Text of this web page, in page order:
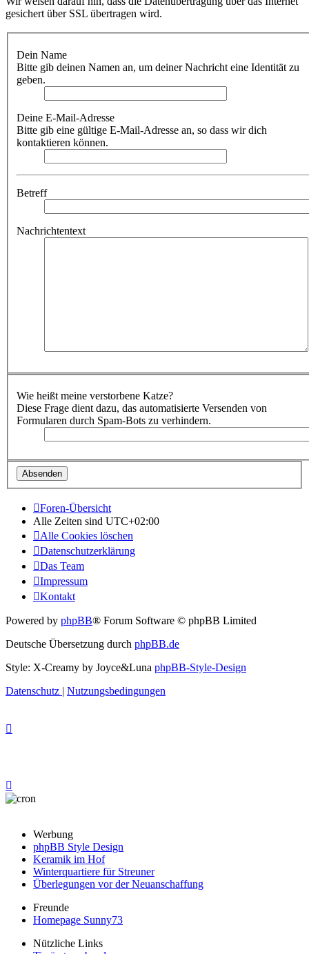
gesichert über SSL übertragen wird.
Dein Name
Bitte gib deinen Namen an, um deiner Nachricht eine Identität zu
geben.
Deine E-Mail-Adresse
Bitte gib eine gültige E-Mail-Adresse an, so dass wir dich
kontaktieren können.
Betreff
Nachrichtentext
Wie heißt meine verstorbene Katze?
Diese Frage dient dazu, das automatisierte Versenden von
Formularen durch Spam-Bots zu verhindern.
Foren-Übersicht
Alle Zeiten sind UTC+02:00
Alle Cookies löschen
Datenschutzerklärung
Das Team
Impressum
Kontakt
Powered by phpBB® Forum Software © phpBB Limited
Deutsche Übersetzung durch phpBB.de
Style: X-Creamy by Joyce&Luna phpBB-Style-Design
Datenschutz | Nutzungsbedingungen
Werbung
phpBB Style Design
Keramik im Hof
Winterquartiere für Streuner
Überlegungen vor der Neuanschaffung
Freunde
Homepage Sunny73
Nützliche Links